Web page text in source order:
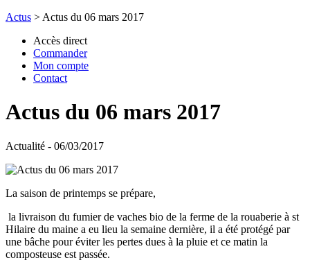
Actus > Actus du 06 mars 2017
Accès direct
Commander
Mon compte
Contact
Actus du 06 mars 2017
Actualité - 06/03/2017
La saison de printemps se prépare,
la livraison du fumier de vaches bio de la ferme de la rouaberie à st
Hilaire du maine a eu lieu la semaine dernière, il a été protégé par
une bâche pour éviter les pertes dues à la pluie et ce matin la
composteuse est passée.